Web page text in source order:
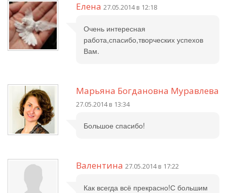
Елена 27.05.2014 в 12:18
Очень интересная
работа,спасибо,творческих успехов
Вам.
Марьяна Богдановна Муравлева
27.05.2014 в 13:34
Большое спасибо!
Валентина 27.05.2014 в 17:22
Как всегда всё прекрасно!С большим